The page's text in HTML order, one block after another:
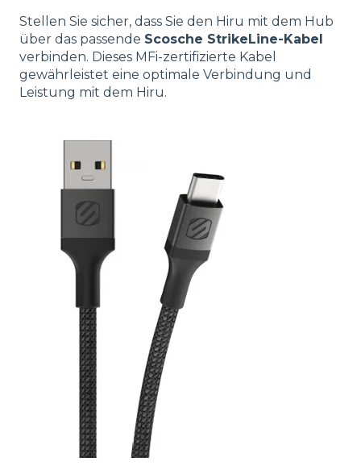
Stellen Sie sicher, dass Sie den Hiru mit dem Hub
über das passende Scosche StrikeLine-Kabel
verbinden. Dieses MFi-zertifizierte Kabel
gewährleistet eine optimale Verbindung und
Leistung mit dem Hiru.